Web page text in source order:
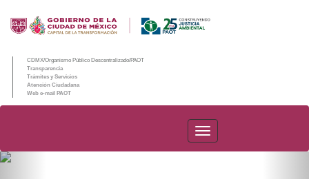
CDMX/Organismo Público Descentralizado/PAOT
Transparencia
Trámites y Servicios
Atención Ciudadana
Web e-mail PAOT
PAOT